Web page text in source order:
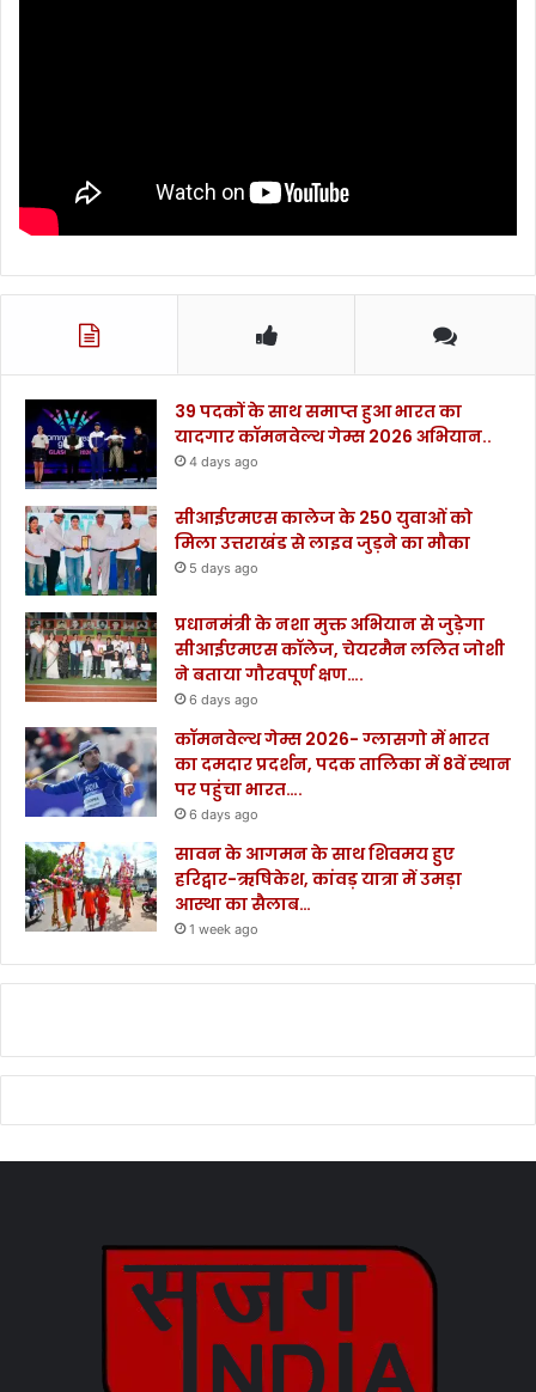
39 पदकों के साथ समाप्त हुआ भारत का
यादगार कॉमनवेल्थ गेम्स 2026 अभियान..
4 days ago
सीआईएमएस कालेज के 250 युवाओं को
मिला उत्तराखंड से लाइव जुड़ने का मौका
5 days ago
प्रधानमंत्री के नशा मुक्त अभियान से जुड़ेगा
सीआईएमएस कॉलेज, चेयरमैन ललित जोशी
ने बताया गौरवपूर्ण क्षण….
6 days ago
कॉमनवेल्थ गेम्स 2026- ग्लासगो में भारत
का दमदार प्रदर्शन, पदक तालिका में 8वें स्थान
पर पहुंचा भारत….
6 days ago
सावन के आगमन के साथ शिवमय हुए
हरिद्वार-ऋषिकेश, कांवड़ यात्रा में उमड़ा
आस्था का सैलाब…
1 week ago